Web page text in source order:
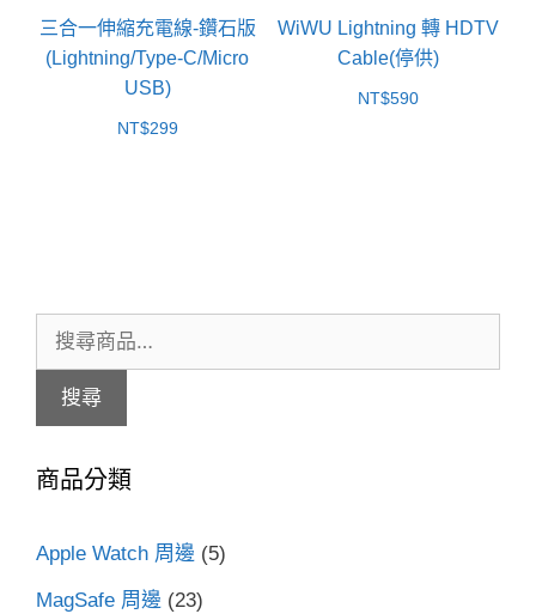
三合一伸縮充電線-鑽石版
(Lightning/Type-C/Micro
USB)
NT$299
WiWU Lightning 轉 HDTV
Cable(停供)
NT$590
尋
字:
搜尋
商品分類
Apple Watch 周邊 (5)
MagSafe 周邊 (23)